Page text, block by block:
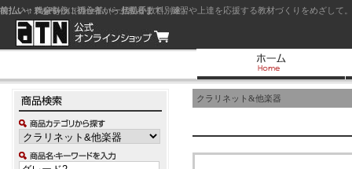
ジャズを中心に初心者から上級者まで、練習や上達を応援する教材づくりをめざし
クラリネット&他楽器
前払い：クレジットカード（一括払い）
後払い：代金引換（現金払い・代引手数料別途）
前払い：PayPay